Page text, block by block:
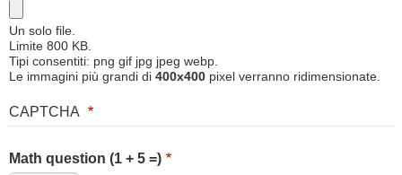
Un solo file.
Limite 800 KB.
Tipi consentiti: png gif jpg jpeg webp.
Le immagini più grandi di 400x400 pixel verranno ridimensionate.
CAPTCHA
Math question (1 + 5 =)